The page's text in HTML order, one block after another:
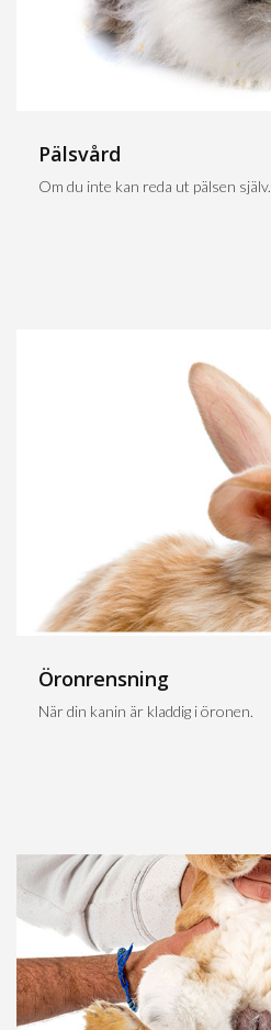
Pälsvård
Om du inte kan reda ut pälsen själv.
Öronrensning
När din kanin är kladdig i öronen.